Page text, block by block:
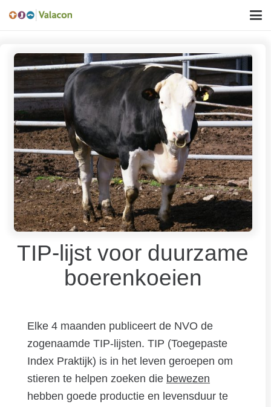
TIP-lijst voor duurzame
boerenkoeien
Elke 4 maanden publiceert de NVO de
zogenaamde TIP-lijsten. TIP (Toegepaste
Index Praktijk) is in het leven geroepen om
stieren te helpen zoeken die bewezen
hebben goede productie en levensduur te